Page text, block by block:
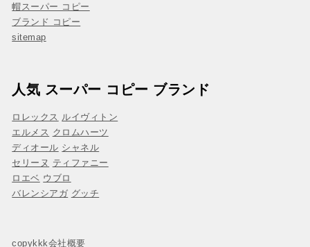
帽スーパー コピー
ブランド コピー
sitemap
人気 スーパー コピー ブランド
ロレックス ルイヴィトン
エルメス クロムハーツ
ディオール シャネル
セリーヌ ティファニー
ロエベ ウブロ
バレンシアガ グッチ
copykkk会社概要